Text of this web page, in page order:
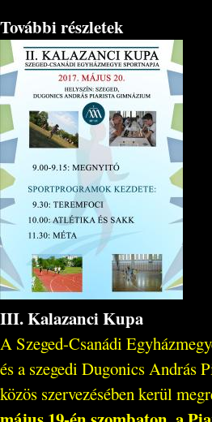
További részletek
III. Kalazanci Kupa
A Szeged-Csanádi
és a szegedi Dugonics András
közös szervezésében kerül